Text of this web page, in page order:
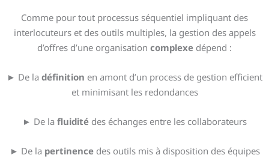
Comme pour tout processus séquentiel impliquant des
interlocuteurs et des outils multiples, la gestion des appels
d’offres d’une organisation complexe dépend :
► De la définition en amont d’un process de gestion efficient
et minimisant les redondances
► De la fluidité des échanges entre les collaborateurs
► De la pertinence des outils mis à disposition des équipes